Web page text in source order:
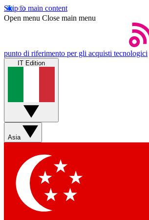
Skip to main content
Open menu Close main menu
punto di riferimento per gli acquisti tecnologici
IT Edition
Asia